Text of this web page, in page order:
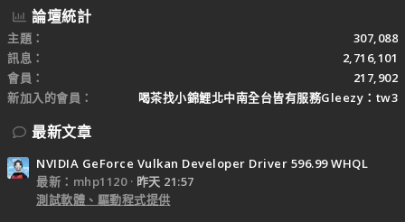
論壇統計
主題
307,088
訊息
2,716,101
會員
217,902
新加入的會員
喝茶找小錦鯉北中南全台皆有服務Gleezy：tw3
最新文章
NVIDIA GeForce Vulkan Developer Driver 596.99 WHQL
最新：mhp1120
昨天 21:57
測試軟體、驅動程式提供